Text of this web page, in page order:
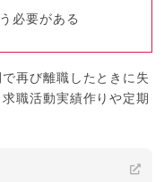
必要がある
再び離職したときに失
職活動実績作りや定期